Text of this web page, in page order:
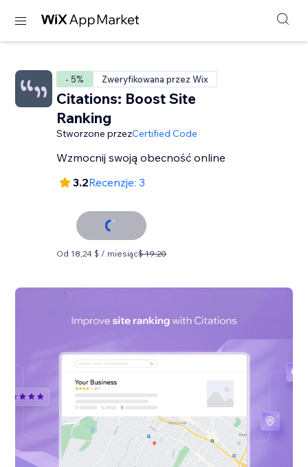
- 5% Zweryfikowana przez Wix
Citations: Boost Site
Ranking
Stworzone przezCertified Code
Wzmocnij swoją obecność online
3.2Recenzje: 3
Od 18,24 $ / miesiąc$ 19.20